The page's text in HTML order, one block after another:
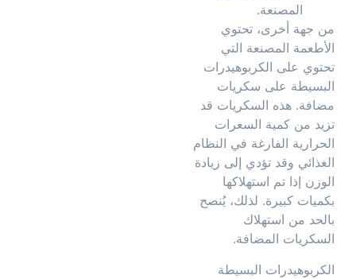
المصنعة.
من جهة أخرى، تحتوي
الأطعمة المصنعة التي
تحتوي على الكربوهيدرات
البسيطة على سكريات
مضافة. هذه السكريات قد
تزيد من كمية السعرات
الحرارية الفارغة في النظام
الغذائي وقد تؤدي إلى زيادة
الوزن إذا تم استهلاكها
بكميات كبيرة. لذلك، يُنصح
بالحد من استهلاك
السكريات المضافة.
الكربوهيدرات البسيطة